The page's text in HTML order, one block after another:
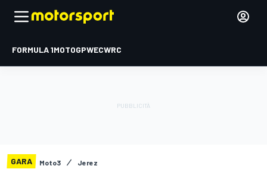
FORMULA 1MOTOGPWECWRC
GARA Moto3 Jerez